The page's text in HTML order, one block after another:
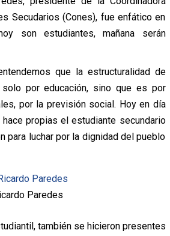
Secudarios (Cones), fue enfático en
son estudiantes, mañana serán
que la estructuralidad de
por educación, sino que es por
por la previsión social. Hoy en día
propias el estudiante secundario
para luchar por la dignidad del pueblo
Paredes
también se hicieron presentes